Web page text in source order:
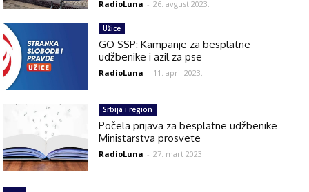
RadioLuna - 26. avgust 2023.
Užice
GO SSP: Kampanje za besplatne
udžbenike i azil za pse
RadioLuna - 11. april 2023.
Srbija i region
Počela prijava za besplatne udžbenike
Ministarstva prosvete
RadioLuna - 27. mart 2023.